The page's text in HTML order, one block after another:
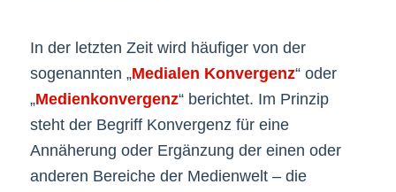
In der letzten Zeit wird häufiger von der
sogenannten „Medialen Konvergenz“ oder
„Medienkonvergenz“ berichtet. Im Prinzip
steht der Begriff Konvergenz für eine
Annäherung oder Ergänzung der einen oder
anderen Bereiche der Medienwelt – die